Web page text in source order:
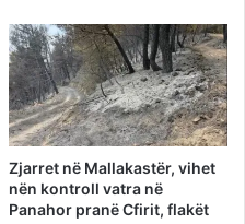
Zjarret në Mallakastër, vihet
nën kontroll vatra në
Panahor pranë Cfirit, flakët